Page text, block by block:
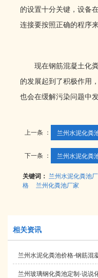
的设置十分关键，设备
连接要按照正确的程序
现在钢筋混凝土化
的发展起到了积极作用
也会在缓解污染问题中
上一条 ： 兰州水泥化粪
下一条 ： 兰州水泥化粪
关键词： 兰州水泥化粪池
格
兰州化粪池厂家
相关资讯
兰州水泥化粪池价格-钢筋混
兰州玻璃钢化粪池定制-说说